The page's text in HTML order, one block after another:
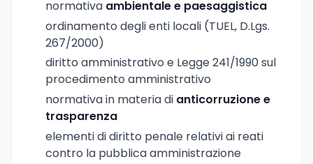
normativa ambientale e paesaggistica
ordinamento degli enti locali (TUEL, D.Lgs.
267/2000)
diritto amministrativo e Legge 241/1990 sul
procedimento amministrativo
normativa in materia di anticorruzione e
trasparenza
elementi di diritto penale relativi ai reati
contro la pubblica amministrazione